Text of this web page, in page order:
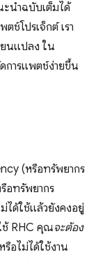
นำฉบับเต็มได้
ช์โปรเจ็กต์ เรา
ยนแปลง ใน
การแพตช์ง่ายขึ้น
(หรือทรัพยากร
อทรัพยากร
ได้ใช้แล้วยังคงอยู่
ช้ RHC คุณจะต้อง
อไม่ได้ใช้งาน